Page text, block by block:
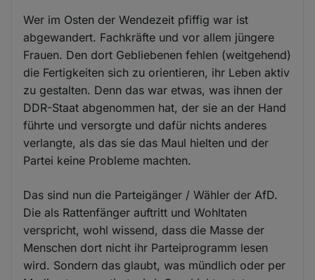
Wer im Osten der Wendezeit pfiffig war ist
abgewandert. Fachkräfte und vor allem jüngere
Frauen. Den dort Gebliebenen fehlen (weitgehend)
die Fertigkeiten sich zu orientieren, ihr Leben aktiv
zu gestalten. Denn das war etwas, was ihnen der
DDR-Staat abgenommen hat, der sie an der Hand
führte und versorgte und dafür nichts anderes
verlangte, als das sie das Maul hielten und der
Partei keine Probleme machten.
Das sind nun die Parteigänger / Wähler der AfD.
Die als Rattenfänger auftritt und Wohltaten
verspricht, wohl wissend, dass die Masse der
Menschen dort nicht ihr Parteiprogramm lesen
wird. Sondern das glaubt, was mündlich oder per